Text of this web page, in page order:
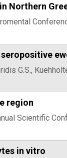
Northern
G.S.,
region
Scientific
in vitro